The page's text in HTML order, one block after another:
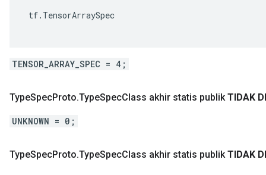
tf.TensorArraySpec
TENSOR_ARRAY_SPEC = 4;
TypeSpecProto.TypeSpecClass akhir statis publik TIDAK
UNKNOWN = 0;
TypeSpecProto.TypeSpecClass akhir statis publik TIDAK